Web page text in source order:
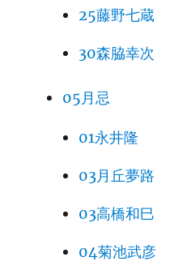
25藤野七蔵
30森脇幸次
05月忌
01永井隆
03月丘夢路
03高橋和巳
04菊池武彦